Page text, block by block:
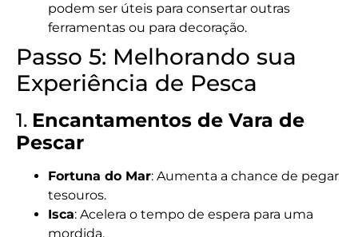
podem ser úteis para consertar outras
ferramentas ou para decoração.
Passo 5: Melhorando sua
Experiência de Pesca
1. Encantamentos de Vara de
Pescar
Fortuna do Mar: Aumenta a chance de pegar
tesouros.
Isca: Acelera o tempo de espera para uma
mordida.